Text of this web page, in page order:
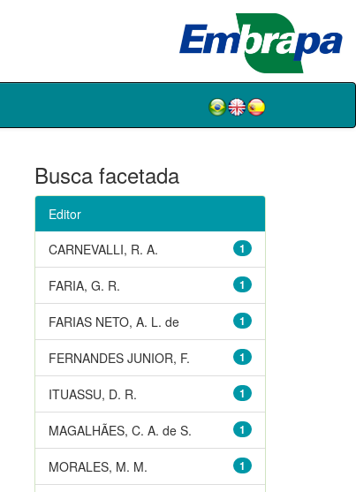
Busca facetada
Editor
1
CARNEVALLI, R. A.
1
FARIA, G. R.
1
FARIAS NETO, A. L. de
1
FERNANDES JUNIOR, F.
1
ITUASSU, D. R.
1
MAGALHÃES, C. A. de S.
1
MORALES, M. M.